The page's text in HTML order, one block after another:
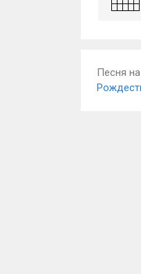
Песня